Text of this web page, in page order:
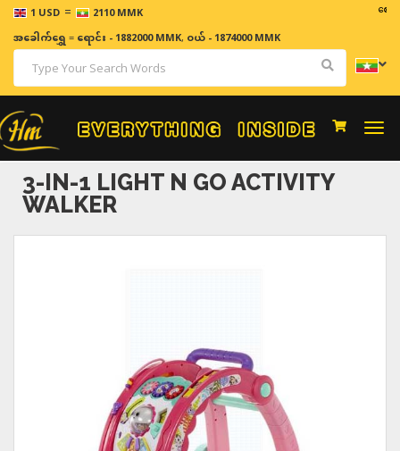
1 USD = 2110 MMK ဈေးနှု
အခေါက်ရွှေ=ရောင်း - 1882000 MMK, ဝယ် - 1874000 MMK
3-IN-1 LIGHT N GO ACTIVITY
WALKER